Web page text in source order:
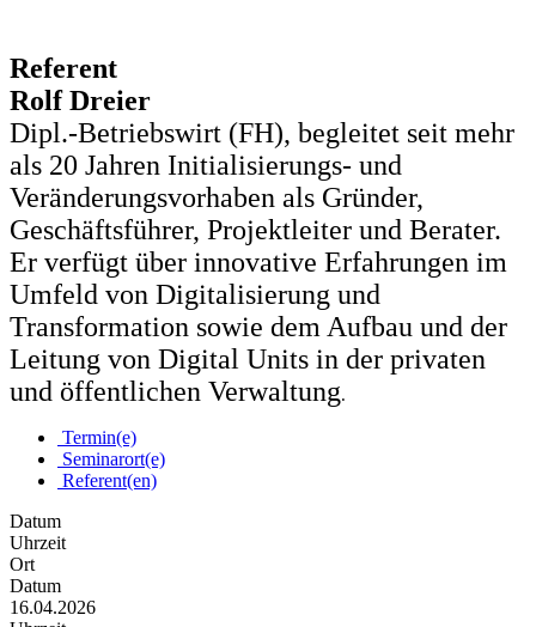
Referent
Rolf Dreier
Dipl.-Betriebswirt (FH), begleitet seit mehr
als 20 Jahren Initialisierungs- und
Veränderungsvorhaben als Gründer,
Geschäftsführer, Projektleiter und Berater.
Er verfügt über innovative Erfahrungen im
Umfeld von Digitalisierung und
Transformation sowie dem Aufbau und der
Leitung von Digital Units in der privaten
und öffentlichen Verwaltung.
Termin(e)
Seminarort(e)
Referent(en)
Datum
Uhrzeit
Ort
Datum
16.04.2026